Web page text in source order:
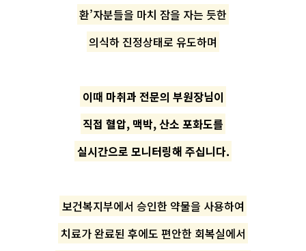
환’자분들을 마치 잠을 자는 듯한
의식하 진정상태로 유도하며
이때 마취과 전문의 부원장님이
직접 혈압, 맥박, 산소 포화도를
실시간으로 모니터링해 주십니다.
보건복지부에서 승인한 약물을 사용하여
치료가 완료된 후에도 편안한 회복실에서